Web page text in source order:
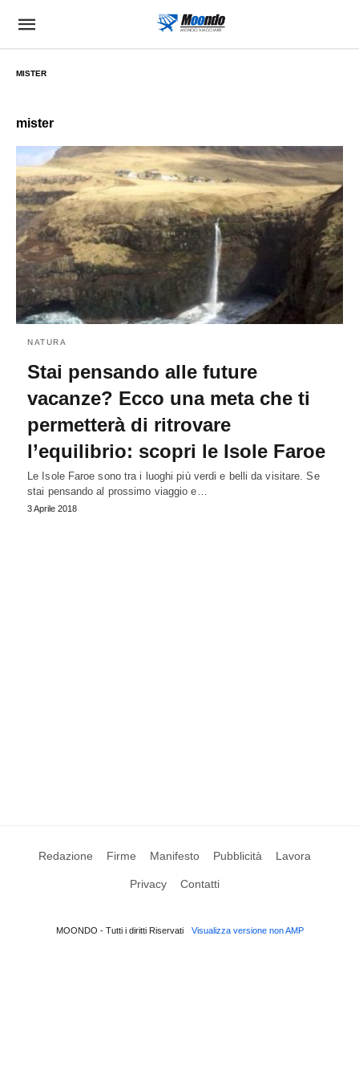
MISTER
mister
NATURA
Stai pensando alle future
vacanze? Ecco una meta che ti
permetterà di ritrovare
l’equilibrio: scopri le Isole Faroe
Le Isole Faroe sono tra i luoghi più verdi e belli da visitare. Se
stai pensando al prossimo viaggio e…
3 Aprile 2018
Redazione Firme Manifesto Pubblicità Lavora
Privacy Contatti
MOONDO - Tutti i diritti Riservati Visualizza versione non AMP